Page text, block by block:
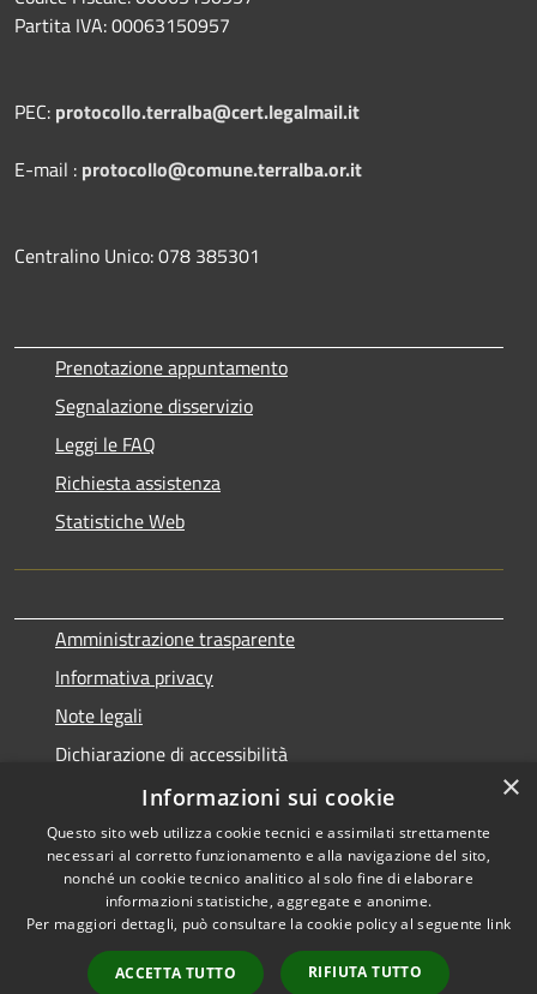
Partita IVA: 00063150957
PEC: protocollo.terralba@cert.legalmail.it
E-mail : protocollo@comune.terralba.or.it
Centralino Unico: 078 385301
Prenotazione appuntamento
Segnalazione disservizio
Leggi le FAQ
Richiesta assistenza
Statistiche Web
Amministrazione trasparente
Informativa privacy
Note legali
Dichiarazione di accessibilità
Accessibilità
Privacy
Copyright © 2026 • Comune di
Terralba • Powered by
Municipium•Accesso
redazione
×
Informazioni sui cookie
Questo sito web utilizza cookie tecnici e assimilati strettamente
necessari al corretto funzionamento e alla navigazione del sito,
nonché un cookie tecnico analitico al solo fine di elaborare
informazioni statistiche, aggregate e anonime.
Per maggiori dettagli, può consultare la cookie policy al seguente link
ACCETTA TUTTO RIFIUTA TUTTO